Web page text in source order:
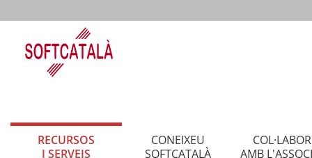
RECURSOS
I SERVEIS
CONEIXEU
SOFTCATALÀ
AMB